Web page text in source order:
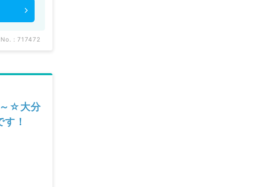
: 717472
～☆大分
！